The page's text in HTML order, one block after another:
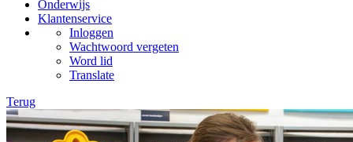
Onderwijs
Klantenservice
Inloggen
Wachtwoord vergeten
Word lid
Translate
Terug